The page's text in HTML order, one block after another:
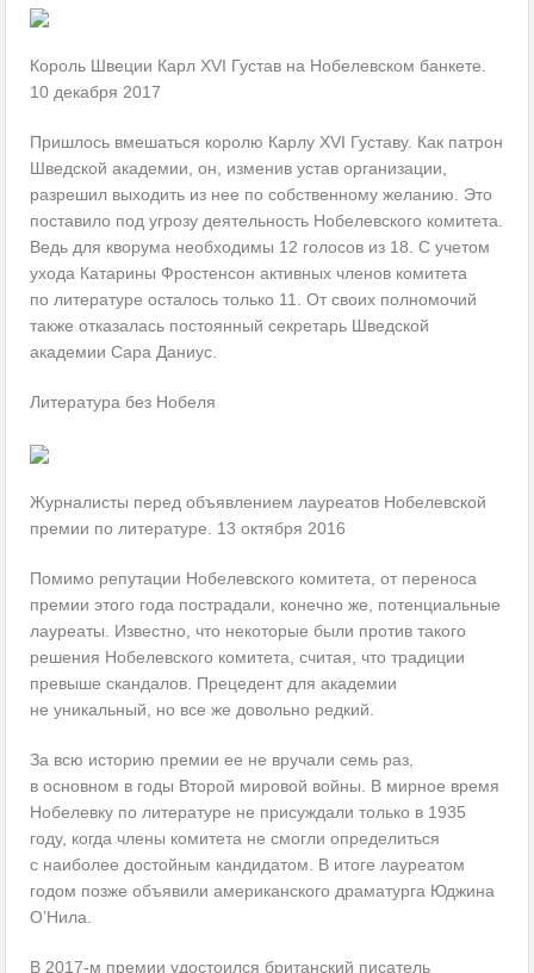
Король Швеции Карл XVI Густав на Нобелевском банкете.
10 декабря 2017
Пришлось вмешаться королю Карлу XVI Густаву. Как патрон
Шведской академии, он, изменив устав организации,
разрешил выходить из нее по собственному желанию. Это
поставило под угрозу деятельность Нобелевского комитета.
Ведь для кворума необходимы 12 голосов из 18. С учетом
ухода Катарины Фростенсон активных членов комитета
по литературе осталось только 11. От своих полномочий
также отказалась постоянный секретарь Шведской
академии Сара Даниус.
Литература без Нобеля
Журналисты перед объявлением лауреатов Нобелевской
премии по литературе. 13 октября 2016
Помимо репутации Нобелевского комитета, от переноса
премии этого года пострадали, конечно же, потенциальные
лауреаты. Известно, что некоторые были против такого
решения Нобелевского комитета, считая, что традиции
превыше скандалов. Прецедент для академии
не уникальный, но все же довольно редкий.
За всю историю премии ее не вручали семь раз,
в основном в годы Второй мировой войны. В мирное время
Нобелевку по литературе не присуждали только в 1935
году, когда члены комитета не смогли определиться
с наиболее достойным кандидатом. В итоге лауреатом
годом позже объявили американского драматурга Юджина
О’Нила.
В 2017-м премии удостоился британский писатель